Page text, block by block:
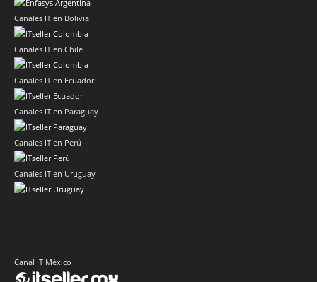
Canales IT en Bolivia
Canales IT en Chile
Canales IT en Ecuador
Canales IT en Paraguay
Canales IT en Perú
Canales IT en Uruguay
Canal IT México